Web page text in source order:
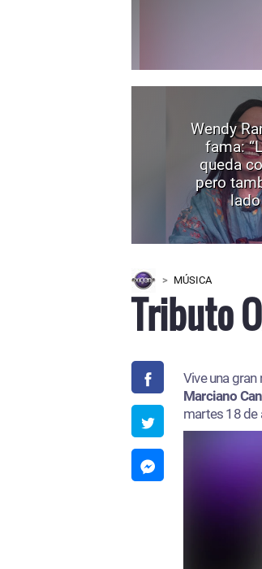
Wendy
fama:
queda
pero
MÚSICA
Tributo
Vive una gran
Marciano
martes 18